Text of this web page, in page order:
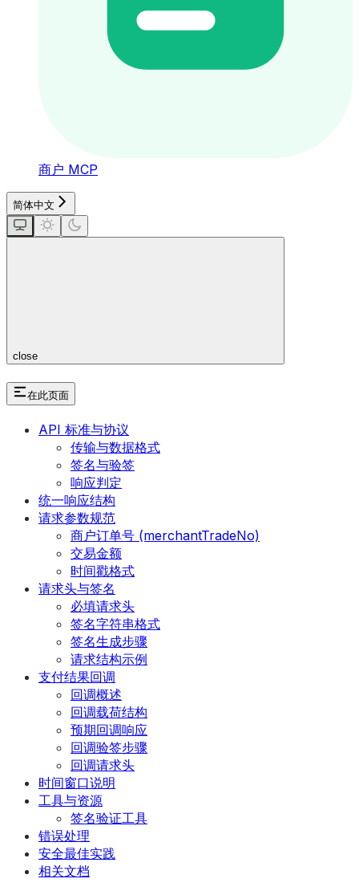
商户 MCP
简体中文
close
在此页面
API 标准与协议
传输与数据格式
签名与验签
响应判定
统一响应结构
请求参数规范
商户订单号 (merchantTradeNo)
交易金额
时间戳格式
请求头与签名
必填请求头
签名字符串格式
签名生成步骤
请求结构示例
支付结果回调
回调概述
回调载荷结构
预期回调响应
回调验签步骤
回调请求头
时间窗口说明
工具与资源
签名验证工具
错误处理
安全最佳实践
相关文档